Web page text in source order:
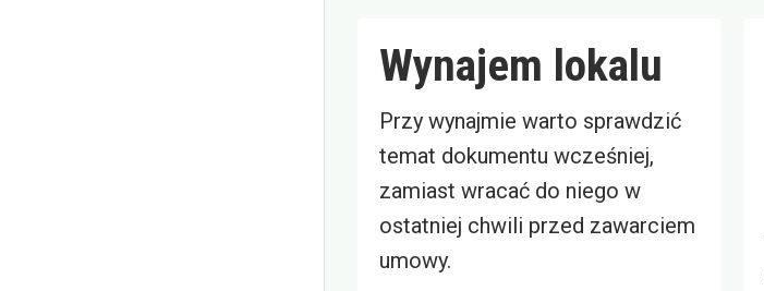
Wynajem lokalu
Przy wynajmie warto sprawdzić
temat dokumentu wcześniej,
zamiast wracać do niego w
ostatniej chwili przed zawarciem
umowy.